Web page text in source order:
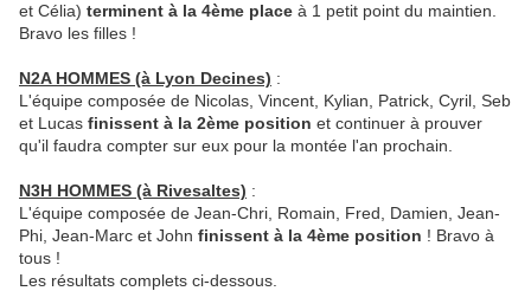
et Célia) terminent à la 4ème place à 1 petit point du maintien.
Bravo les filles !
N2A HOMMES (à Lyon Decines) :
L'équipe composée de Nicolas, Vincent, Kylian, Patrick, Cyril, Seb
et Lucas finissent à la 2ème position et continuer à prouver
qu'il faudra compter sur eux pour la montée l'an prochain.
N3H HOMMES (à Rivesaltes) :
L'équipe composée de Jean-Chri, Romain, Fred, Damien, Jean-
Phi, Jean-Marc et John finissent à la 4ème position ! Bravo à
tous !
Les résultats complets ci-dessous.